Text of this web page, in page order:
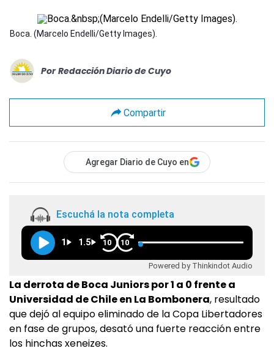
Boca. (Marcelo Endelli/Getty Images).
Por Redacción Diario de Cuyo
Compartir
Agregar Diario de Cuyo en
Escuchá la nota completa
1 1.5 10 10
Powered by Thinkindot Audio
La derrota de Boca Juniors por 1 a 0 frente a
Universidad de Chile en La Bombonera, resultado
que dejó al equipo eliminado de la Copa Libertadores
en fase de grupos, desató una fuerte reacción entre
los hinchas xeneizes.